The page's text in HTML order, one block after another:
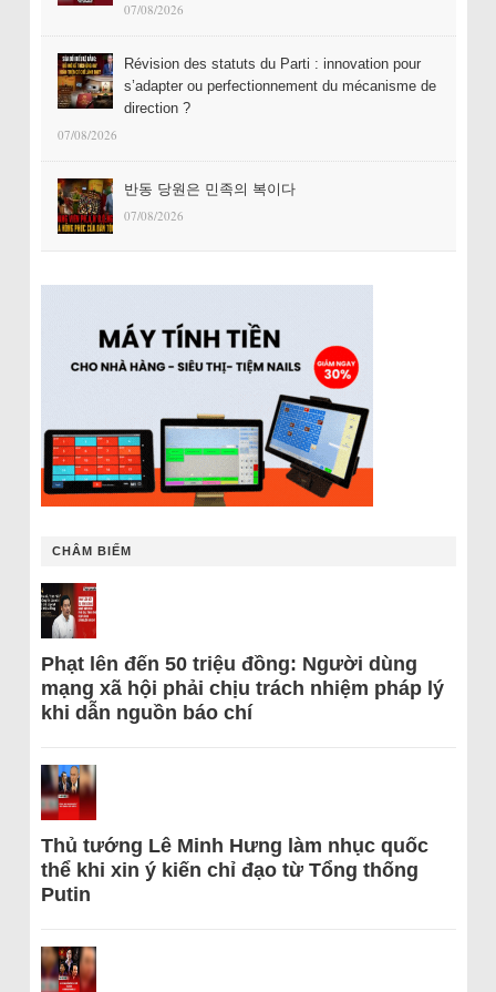
07/08/2026
Révision des statuts du Parti : innovation pour
s’adapter ou perfectionnement du mécanisme de
direction ?
07/08/2026
반동 당원은 민족의 복이다
07/08/2026
CHÂM BIẾM
Phạt lên đến 50 triệu đồng: Người dùng
mạng xã hội phải chịu trách nhiệm pháp lý
khi dẫn nguồn báo chí
Thủ tướng Lê Minh Hưng làm nhục quốc
thể khi xin ý kiến chỉ đạo từ Tổng thống
Putin